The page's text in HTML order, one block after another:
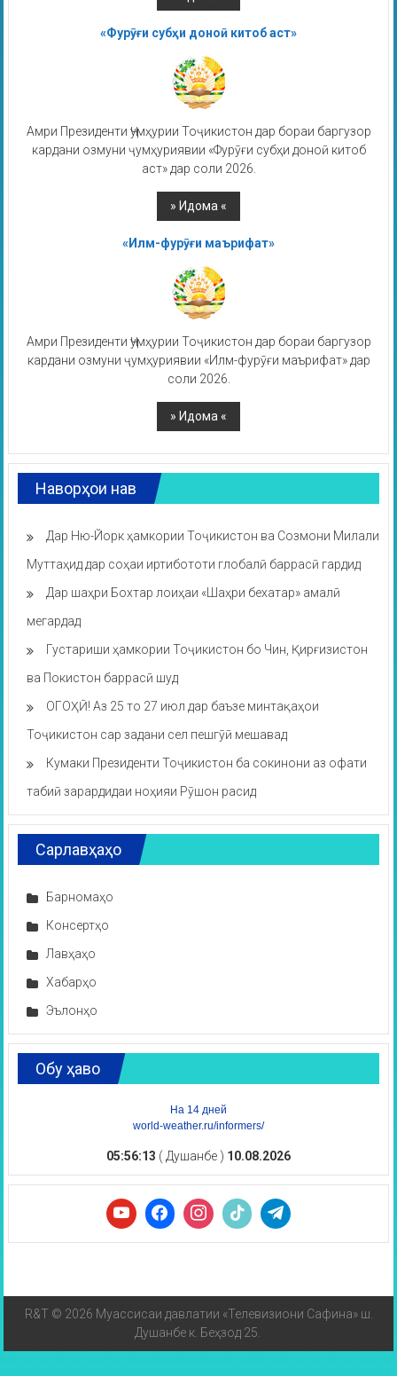
«Фурӯғи субҳи доноӣ китоб аст»
Амри Президенти Ҷумҳурии Тоҷикистон дар бораи баргузор
кардани озмуни ҷумҳуриявии «Фурӯғи субҳи доноӣ китоб
аст» дар соли 2026.
«Илм-фурӯғи маърифат»
Амри Президенти Ҷумҳурии Тоҷикистон дар бораи баргузор
кардани озмуни ҷумҳуриявии «Илм-фурӯғи маърифат» дар
соли 2026.
Наворҳои нав
Дар Ню-Йорк ҳамкории Тоҷикистон ва Созмони Милали
Муттаҳид дар соҳаи иртибототи глобалӣ баррасӣ гардид
Дар шаҳри Бохтар лоиҳаи «Шаҳри бехатар» амалӣ
мегардад
Густариши ҳамкории Тоҷикистон бо Чин, Қирғизистон
ва Покистон баррасӣ шуд
ОГОҲӢ! Аз 25 то 27 июл дар баъзе минтақаҳои
Тоҷикистон сар задани сел пешгӯӣ мешавад
Кумаки Президенти Тоҷикистон ба сокинони аз офати
табиӣ зарардидаи ноҳияи Рӯшон расид
Сарлавҳаҳо
Барномаҳо
Консертҳо
Лавҳаҳо
Хабарҳо
Эълонҳо
Обу ҳаво
На 14 дней
world-weather.ru/informers/
05:56:13 ( Душанбе ) 10.08.2026
R&T © 2026 Муассисаи давлатии «Телевизиони Сафина» ш.
Душанбе к. Беҳзод 25.